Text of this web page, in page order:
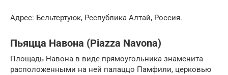
Адрес: Бельтертуюк, Республика Алтай, Россия.
Пьяцца Навона (Piazza Navona)
Площадь Навона в виде прямоугольника знаменита
расположенными на ней палаццо Памфили, церковью